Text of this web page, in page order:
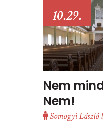
Nem
Nem!
10.29.
Somogyi László